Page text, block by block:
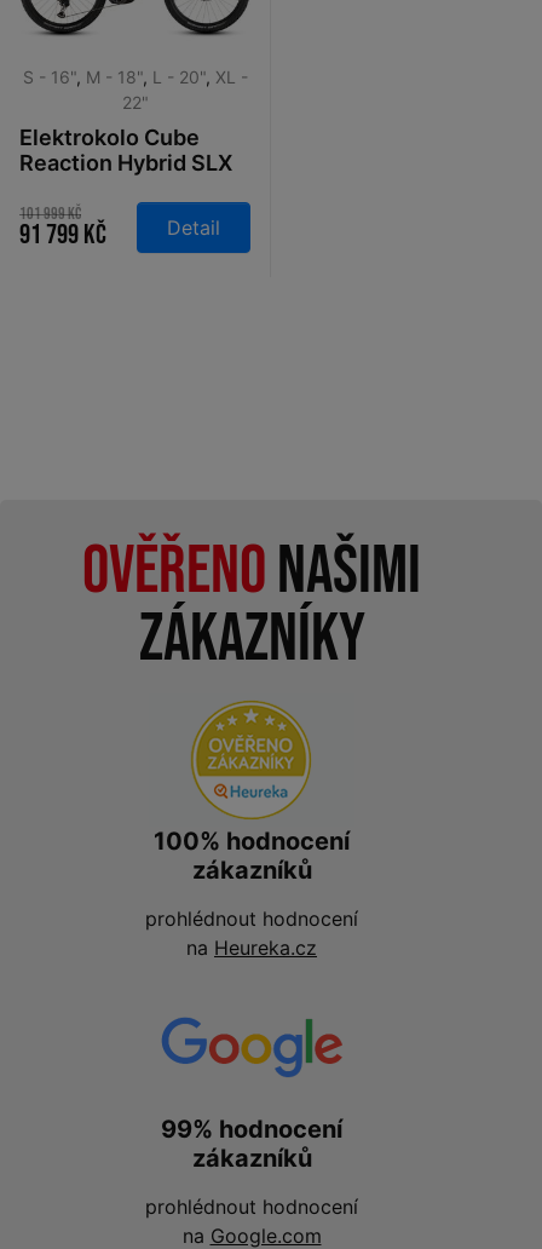
S - 16", M - 18", L - 20", XL -
22"
Elektrokolo Cube
Reaction Hybrid SLX
silverdust´n´chrome
2026
101 999 Kč
91 799 Kč Detail
Ověřenonašimi
zákazníky
100% hodnocení
zákazníků
prohlédnout hodnocení
na Heureka.cz
99% hodnocení
zákazníků
prohlédnout hodnocení
na Google.com